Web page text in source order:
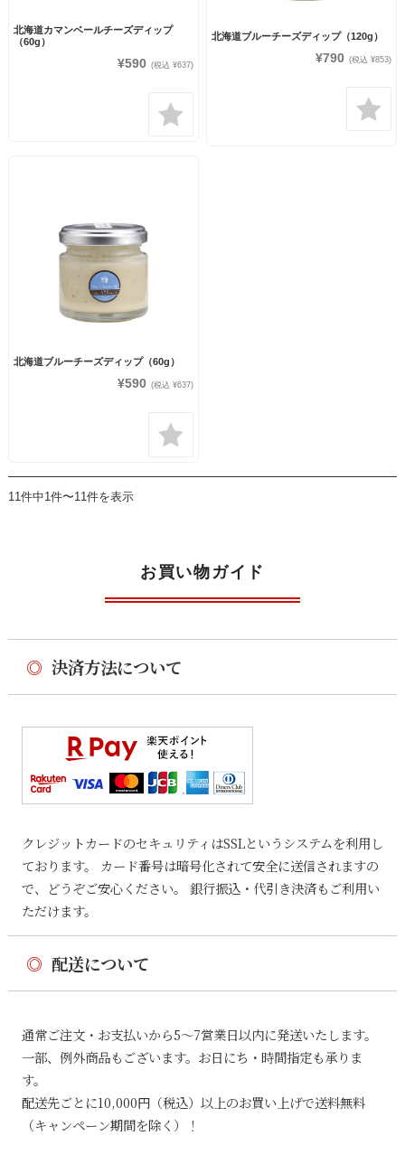
北海道カマンベールチーズディップ
（60g）
¥590 (税込 ¥637)
北海道ブルーチーズディップ（120g）
¥790 (税込 ¥853)
北海道ブルーチーズディップ（60g）
¥590 (税込 ¥637)
11件中1件〜11件を表示
お買い物ガイド
◎ 決済方法について
クレジットカードのセキュリティはSSLというシステムを利用し
ております。 カード番号は暗号化されて安全に送信されますの
で、どうぞご安心ください。 銀行振込・代引き決済もご利用い
ただけます。
◎ 配送について
通常ご注文・お支払いから5〜7営業日以内に発送いたします。
一部、例外商品もございます。お日にち・時間指定も承りま
す。
配送先ごとに10,000円（税込）以上のお買い上げで送料無料
（キャンペーン期間を除く）！